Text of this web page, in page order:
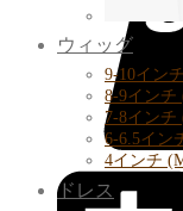
ウィッグ
9-10イン
8-9インチ
7-8インチ
6-6.5イン
4インチ
ドレス